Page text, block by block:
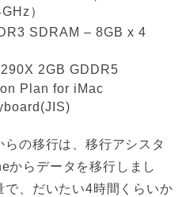
）
SDRAM – 8GB x 4
2GB GDDR5
Plan for iMac
の移行は、移行アシスタ
からデータを移行しまし
、だいたい4時間くらいか